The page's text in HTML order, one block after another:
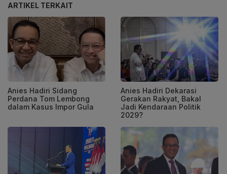
ARTIKEL TERKAIT
Anies Hadiri Sidang
Perdana Tom Lembong
dalam Kasus Impor Gula
Anies Hadiri Dekarasi
Gerakan Rakyat, Bakal
Jadi Kendaraan Politik
2029?